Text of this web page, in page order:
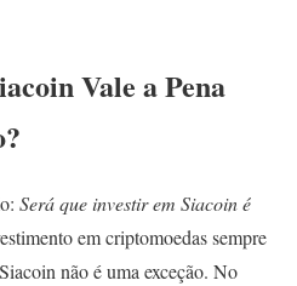
Vale a Pena
Será que investir em Siacoin é
em criptomoedas sempre
não é uma exceção. No